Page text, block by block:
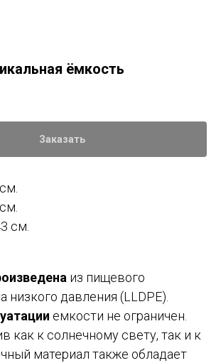
ёмкость
Заказать
см.
из пищевого
низкого давления (LLDPE).
емкости не ограничен.
как к солнечному свету, так и к
материал также обладает